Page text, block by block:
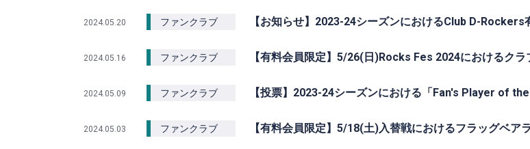
2024.05.20 ファンクラブ 【お知らせ】2023-24シーズンにおけるClub D-
2024.05.16 ファンクラブ 【有料会員限定】5/26(日)Rocks Fes 2024におけるク
2024.05.09 ファンクラブ 【投票】2023-24シーズンにおける「Fan's Player of
2024.05.03 ファンクラブ 【有料会員限定】5/18(土)入替戦におけるフラッグベ